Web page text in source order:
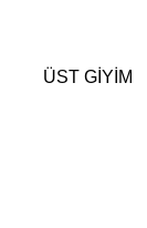
ÜST GİYİM